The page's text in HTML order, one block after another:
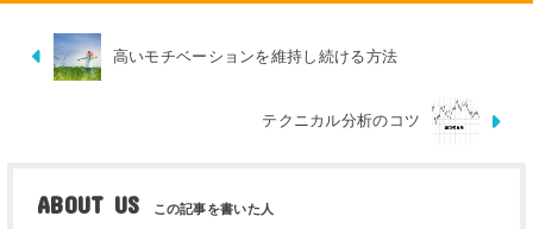
高いモチベーションを維持し続ける方法
テクニカル分析のコツ
ABOUT US